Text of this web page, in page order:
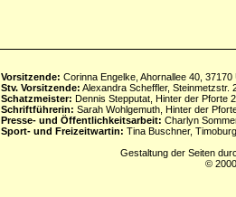
Vorsitzende: Corinna Engelke, Ahornallee 40,
Stv. Vorsitzende: Alexandra Scheffler, Steinmetzstr.
Schatzmeister: Dennis Stepputat, Hinter der Pforte
Schriftführerin: Sarah Wohlgemuth, Hinter der
Presse- und Öffentlichkeitsarbeit: Charlyn
Sport- und Freizeitwartin: Tina Buschner,
Gestaltung der Seiten
©